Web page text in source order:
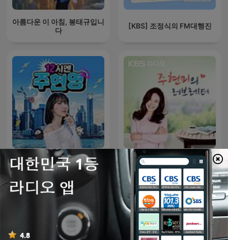
아름다운 이 아침, 봉태규입니
다
[KBS] 조정식의 FM대행진
12시엔 주현영 [KBS] 주현미의 러브레터